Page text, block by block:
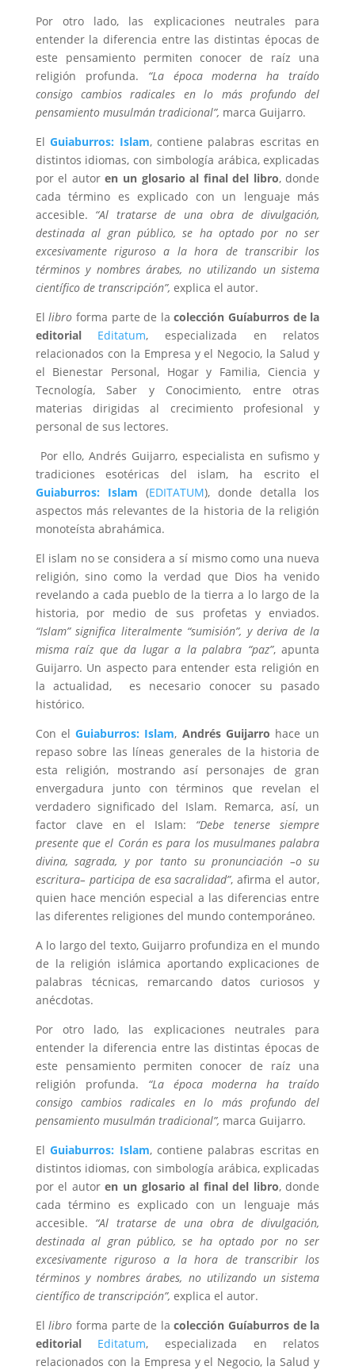
Por otro lado, las explicaciones neutrales para
entender la diferencia entre las distintas épocas de
este pensamiento permiten conocer de raíz una
religión profunda. “La época moderna ha traído
consigo cambios radicales en lo más profundo del
pensamiento musulmán tradicional”, marca Guijarro.
ElGuiaburros: Islam, contiene palabras escritas en
distintos idiomas, con simbología arábica, explicadas
por el autoren un glosario al final del libro, donde
cada término es explicado con un lenguaje más
accesible. “Al tratarse de una obra de divulgación,
destinada al gran público, se ha optado por no ser
excesivamente riguroso a la hora de transcribir los
términos y nombres árabes, no utilizando un sistema
científico de transcripción”, explica el autor.
Ellibro forma parte de lacolección Guíaburros de la
editorial Editatum, especializada en relatos
relacionados con la Empresa y el Negocio, la Salud y
el Bienestar Personal, Hogar y Familia, Ciencia y
Tecnología, Saber y Conocimiento, entre otras
materias dirigidas al crecimiento profesional y
personal de sus lectores.
Por ello, Andrés Guijarro, especialista en sufismo y
tradiciones esotéricas del islam, ha escrito el
Guiaburros: Islam (EDITATUM), donde detalla los
aspectos más relevantes de la historia de la religión
monoteísta abrahámica.
El islam no se considera a sí mismo como una nueva
religión, sino como la verdad que Dios ha venido
revelando a cada pueblo de la tierra a lo largo de la
historia, por medio de sus profetas y enviados.
“Islam” significa literalmente “sumisión”, y deriva de la
misma raíz que da lugar a la palabra “paz”, apunta
Guijarro. Un aspecto para entender esta religión en
la actualidad, es necesario conocer su pasado
histórico.
Con elGuiaburros: Islam, Andrés Guijarro hace un
repaso sobre las líneas generales de la historia de
esta religión, mostrando así personajes de gran
envergadura junto con términos que revelan el
verdadero significado del Islam. Remarca, así, un
factor clave en el Islam: “Debe tenerse siempre
presente que el Corán es para los musulmanes palabra
divina, sagrada, y por tanto su pronunciación –o su
escritura– participa de esa sacralidad”, afirma el autor,
quien hace mención especial a las diferencias entre
las diferentes religiones del mundo contemporáneo.
A lo largo del texto, Guijarro profundiza en el mundo
de la religión islámica aportando explicaciones de
palabras técnicas, remarcando datos curiosos y
anécdotas.
Por otro lado, las explicaciones neutrales para
entender la diferencia entre las distintas épocas de
este pensamiento permiten conocer de raíz una
religión profunda. “La época moderna ha traído
consigo cambios radicales en lo más profundo del
pensamiento musulmán tradicional”, marca Guijarro.
ElGuiaburros: Islam, contiene palabras escritas en
distintos idiomas, con simbología arábica, explicadas
por el autoren un glosario al final del libro, donde
cada término es explicado con un lenguaje más
accesible. “Al tratarse de una obra de divulgación,
destinada al gran público, se ha optado por no ser
excesivamente riguroso a la hora de transcribir los
términos y nombres árabes, no utilizando un sistema
científico de transcripción”, explica el autor.
Ellibro forma parte de lacolección Guíaburros de la
editorial Editatum, especializada en relatos
relacionados con la Empresa y el Negocio, la Salud y